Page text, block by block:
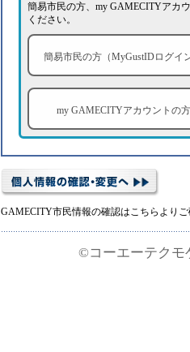
簡易市民の方、my GAMECITYアカ
ください。
簡易市民の方（MyGustIDログイ
my GAMECITYアカウントの方
GAMECITY市民情報の確認はこちらより
©コーエーテクモ